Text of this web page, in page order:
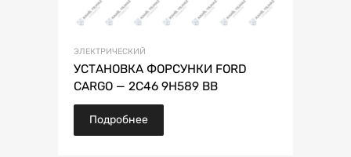
ЭЛЕКТРИЧЕСКИЙ
УСТАНОВКА ФОРСУНКИ FORD
CARGO — 2C46 9H589 BB
Подробнее